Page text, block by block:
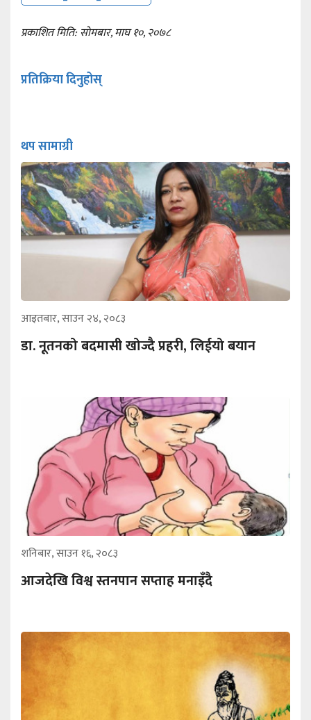
प्रकाशित मिति: सोमबार, माघ १०, २०७८
प्रतिक्रिया दिनुहोस्
थप सामाग्री
आइतबार, साउन २४, २०८३
डा. नूतनको बदमासी खोज्दै प्रहरी, लिईयो बयान
शनिबार, साउन १६, २०८३
आजदेखि विश्व स्तनपान सप्ताह मनाइँदै